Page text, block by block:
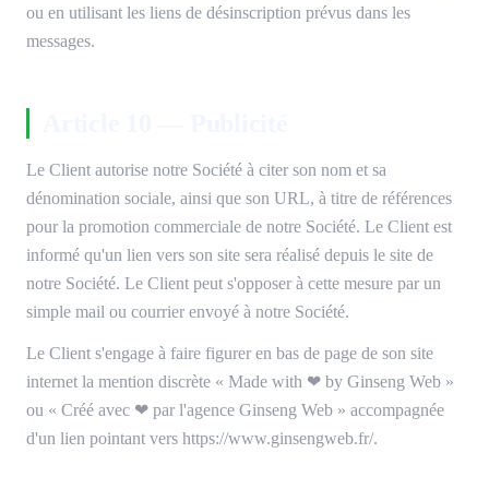
ou en utilisant les liens de désinscription prévus dans les
messages.
Le Client autorise notre Société à citer son nom et sa
dénomination sociale, ainsi que son URL, à titre de références
pour la promotion commerciale de notre Société. Le Client est
informé qu'un lien vers son site sera réalisé depuis le site de
notre Société. Le Client peut s'opposer à cette mesure par un
simple mail ou courrier envoyé à notre Société.
Le Client s'engage à faire figurer en bas de page de son site
internet la mention discrète « Made with ❤ by Ginseng Web »
ou « Créé avec ❤ par l'agence Ginseng Web » accompagnée
d'un lien pointant vers https://www.ginsengweb.fr/.